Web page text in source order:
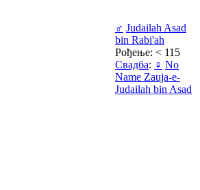
♂ Judailah Asad
bin Rabi'ah
Рођење: < 115
Свадба: ♀ No
Name Zauja-e-
Judailah bin Asad